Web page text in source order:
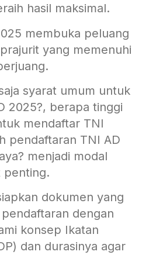
hasil maksimal.
membuka peluang
yang memenuhi
syarat umum untuk
2025?, berapa tinggi
mendaftar TNI
pendaftaran TNI AD
menjadi modal
penting.
dokumen yang
dengan
konsep Ikatan
dan durasinya agar